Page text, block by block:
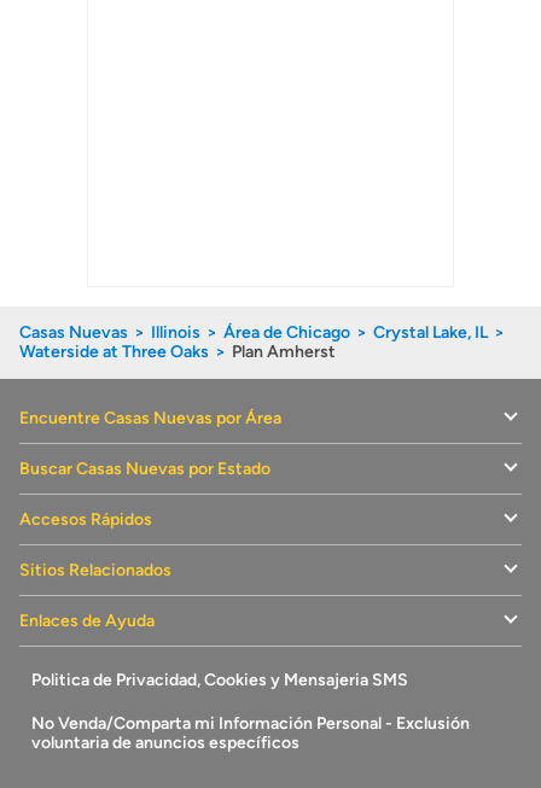
Casas Nuevas Illinois Área de Chicago
Crystal Lake, IL
Waterside at Three Oaks
Plan Amherst
Encuentre Casas Nuevas por Área
Buscar Casas Nuevas por Estado
Accesos Rápidos
Sitios Relacionados
Enlaces de Ayuda
Politica de Privacidad, Cookies y Mensajeria SMS
No Venda/Comparta mi Información Personal - Exclusión
voluntaria de anuncios específicos